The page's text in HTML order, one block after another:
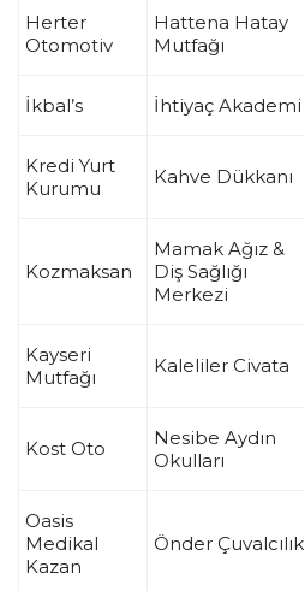
Herter
Otomotiv
Hattena Hatay
Mutfağı
İkbal’s İhtiyaç Akademi
Kredi Yurt
Kurumu
Kahve Dükkanı
Kozmaksan
Mamak Ağız &
Diş Sağlığı
Merkezi
Kayseri
Mutfağı
Kaleliler Civata
Kost Oto
Nesibe Aydın
Okulları
Oasis
Medikal
Kazan
Önder Çuvalcılık